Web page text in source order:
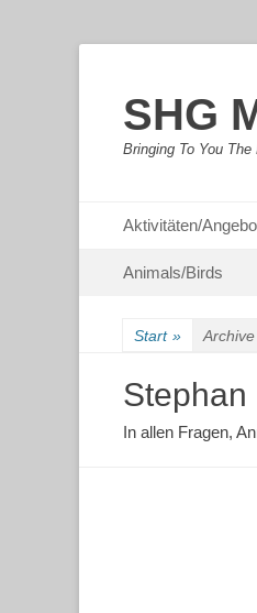
SHG
Bringing To You
Primäres
Inhalt
Aktivitäten/
Sekundäres
Inhalt
Animals/Birds
Start »
Stephan
In allen Fragen,